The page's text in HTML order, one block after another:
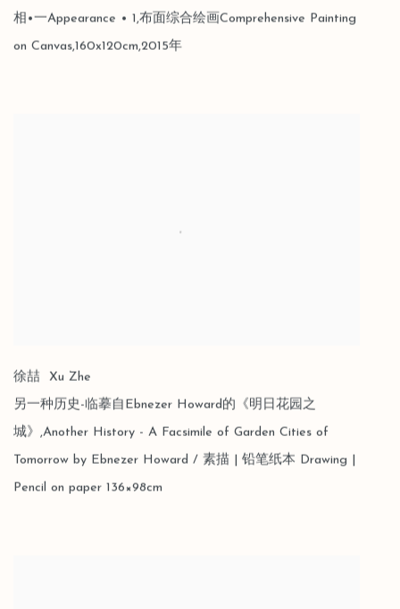
相•一Appearance • 1,布面综合绘画Comprehensive Painting
on Canvas,160x120cm,2015年
徐喆 Xu Zhe
另一种历史-临摹自Ebnezer Howard的《明日花园之
城》,Another History - A Facsimile of Garden Cities of
Tomorrow by Ebnezer Howard / 素描 | 铅笔纸本 Drawing |
Pencil on paper 136×98cm